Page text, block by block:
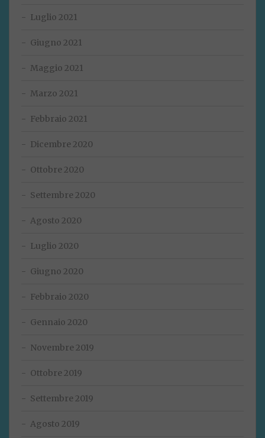
Luglio 2021
Giugno 2021
Maggio 2021
Marzo 2021
Febbraio 2021
Dicembre 2020
Ottobre 2020
Settembre 2020
Agosto 2020
Luglio 2020
Giugno 2020
Febbraio 2020
Gennaio 2020
Novembre 2019
Ottobre 2019
Settembre 2019
Agosto 2019